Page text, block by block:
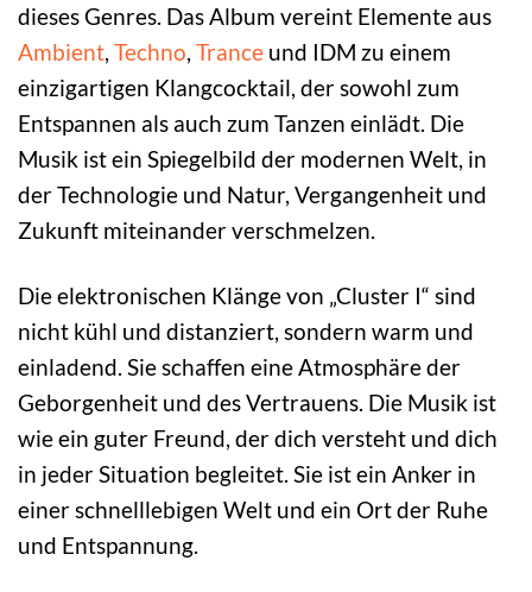
dieses Genres. Das Album vereint Elemente aus
Ambient, Techno, Trance und IDM zu einem
einzigartigen Klangcocktail, der sowohl zum
Entspannen als auch zum Tanzen einlädt. Die
Musik ist ein Spiegelbild der modernen Welt, in
der Technologie und Natur, Vergangenheit und
Zukunft miteinander verschmelzen.
Die elektronischen Klänge von „Cluster I“ sind
nicht kühl und distanziert, sondern warm und
einladend. Sie schaffen eine Atmosphäre der
Geborgenheit und des Vertrauens. Die Musik ist
wie ein guter Freund, der dich versteht und dich
in jeder Situation begleitet. Sie ist ein Anker in
einer schnelllebigen Welt und ein Ort der Ruhe
und Entspannung.